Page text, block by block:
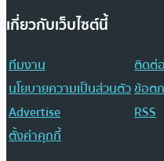
เกี่ยวกับเว็บไซต์นี้
ทีมงาน
ติดต่
นโยบายความเป็นส่วนตัวข้อต
Advertise
RSS
ตั้งค่าคุกกี้